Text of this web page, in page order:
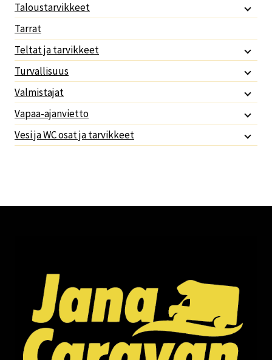
Taloustarvikkeet
Tarrat
Teltat ja tarvikkeet
Turvallisuus
Valmistajat
Vapaa-ajanvietto
Vesi ja WC osat ja tarvikkeet